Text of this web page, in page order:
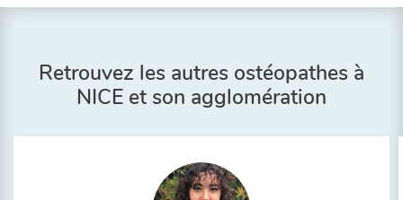
Retrouvez les autres ostéopathes à
NICE et son agglomération